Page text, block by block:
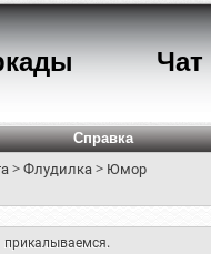
Чат
Справка
>Флудилка> Юмор